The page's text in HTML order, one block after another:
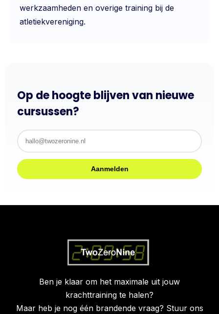
werkzaamheden en overige training bij de
atletiekvereniging.
Op de hoogte blijven van nieuwe
cursussen?
Ben je klaar om het maximale uit jouw
krachttraining te halen?
Maar heb je nog één brandende vraag? Stuur ons